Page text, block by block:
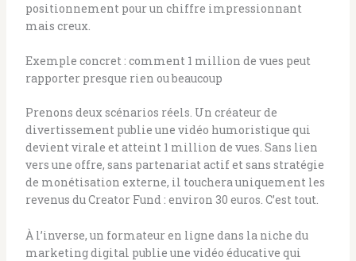
positionnement pour un chiffre impressionnant
mais creux.
Exemple concret : comment 1 million de vues peut
rapporter presque rien ou beaucoup
Prenons deux scénarios réels. Un créateur de
divertissement publie une vidéo humoristique qui
devient virale et atteint 1 million de vues. Sans lien
vers une offre, sans partenariat actif et sans stratégie
de monétisation externe, il touchera uniquement les
revenus du Creator Fund : environ 30 euros. C’est tout.
À l’inverse, un formateur en ligne dans la niche du
marketing digital publie une vidéo éducative qui